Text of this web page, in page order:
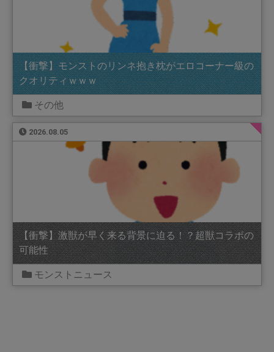
【衝撃】モンストのリンネ抱き枕がエロコーナー級の
クオリティｗｗｗ
その他
2026.08.05
【衝撃】激獣が早く来る背景に迫る！？超獣コラボの
可能性
モンストニュース